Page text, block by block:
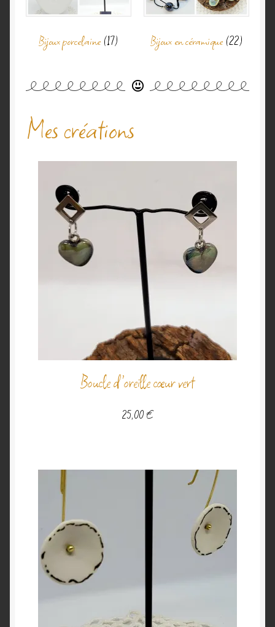
Bijoux porcelaine(17) Bijoux en céramique(22)
Mes créations
Boucle d’oreille cœur vert
25,00€